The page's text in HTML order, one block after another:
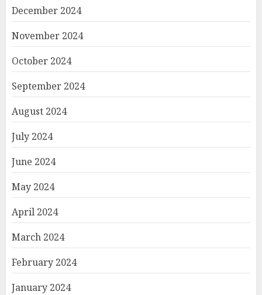
December 2024
November 2024
October 2024
September 2024
August 2024
July 2024
June 2024
May 2024
April 2024
March 2024
February 2024
January 2024